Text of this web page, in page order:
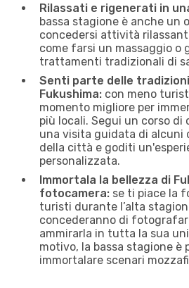
Rilassati e rigenerati in
bassa stagione è anche un
concedersi attività
come farsi un massaggio o
trattamenti tradizionali di
Senti parte delle
Fukushima: con meno
momento migliore per
più locali. Segui un corso di
una visita guidata di alcuni
della città e goditi
personalizzata.
Immortala la bellezza di
fotocamera: se ti piace la
turisti durante l’alta
concederanno di
ammirarla in tutta la sua
motivo, la bassa stagione è
immortalare scenari